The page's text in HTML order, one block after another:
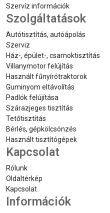
Szervíz információk
Szolgáltatások
Autótisztítás, autóápolás
Szerviz
Ház-, épület-, csarnoktisztítás
Villanymotor felújítás
Használt fűnyírótraktorok
Guminyom eltávolítás
Padlók felújítása
Szárazjeges tisztítás
Tetőtisztítás
Bérlés, gépkölcsönzés
Használt tisztítógépek
Kapcsolat
Rólunk
Oldaltérkép
Kapcsolat
Információk